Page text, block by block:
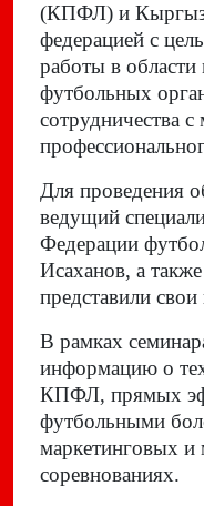
(КПФЛ) и
федерацией с
работы в области
футбольных
сотрудничества
Для проведения
ведущий
Федерации
Исаханов, а
представили свои
В рамках
информацию о
КПФЛ, прямых
футбольными
маркетинговых
соревнованиях.